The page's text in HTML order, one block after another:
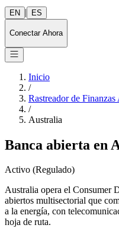
EN | ES
Conectar Ahora
Inicio
/
Rastreador de Finanzas
/
Australia
Banca abierta en
Activo (Regulado)
Australia opera el Consumer
abiertos multisectorial que
a la energía, con
hoja de ruta.